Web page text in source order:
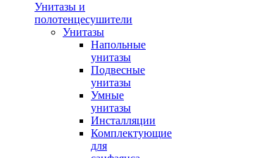
Унитазы и
полотенцесушители
Унитазы
Напольные
унитазы
Подвесные
унитазы
Умные
унитазы
Инсталляции
Комплектующие
для